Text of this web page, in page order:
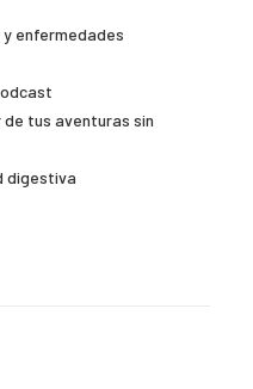
enfermedades
tus aventuras sin
digestiva